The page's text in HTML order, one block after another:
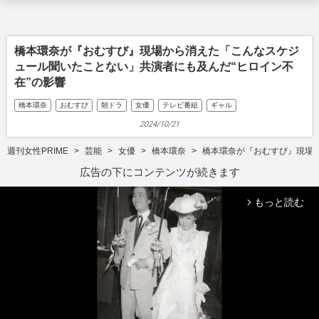
橋本環奈が『おむすび』現場から消えた「こんなスケジ
ュール聞いたことない」共演者にも及んだ“ヒロイン不
在”の影響
橋本環奈 おむすび 朝ドラ 女優 テレビ番組 ギャル
2024/10/21
週刊女性PRIME 芸能 女優 橋本環奈 橋本環奈が『おむすび』現場
広告の下にコンテンツが続きます
arrow_forward_ios もっと読む